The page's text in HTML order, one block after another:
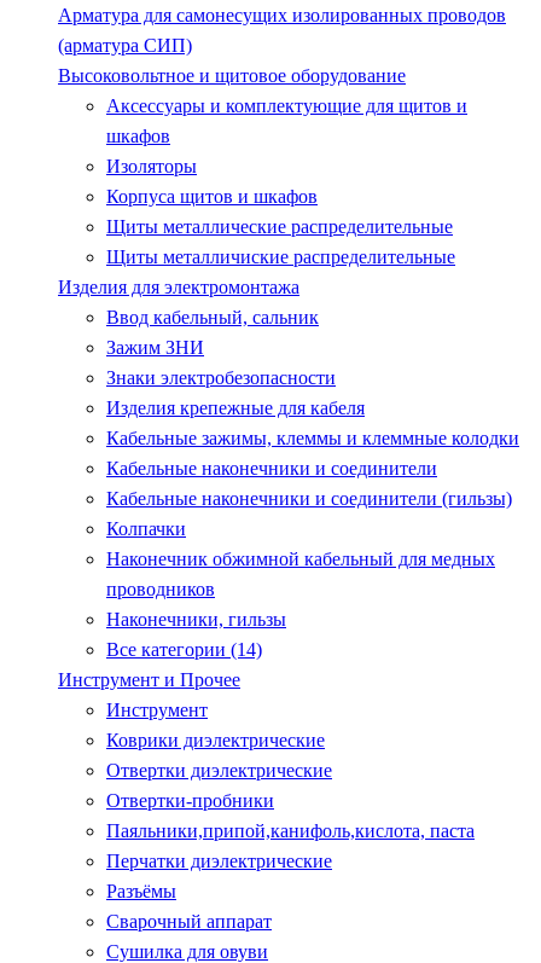
Арматура для самонесущих изолированных проводов
(арматура СИП)
Высоковольтное и щитовое оборудование
Аксессуары и комплектующие для щитов и
шкафов
Изоляторы
Корпуса щитов и шкафов
Щиты металлические распределительные
Щиты металличиские распределительные
Изделия для электромонтажа
Ввод кабельный, сальник
Зажим ЗНИ
Знаки электробезопасности
Изделия крепежные для кабеля
Кабельные зажимы, клеммы и клеммные колодки
Кабельные наконечники и соединители
Кабельные наконечники и соединители (гильзы)
Колпачки
Наконечник обжимной кабельный для медных
проводников
Наконечники, гильзы
Все категории (14)
Инструмент и Прочее
Инструмент
Коврики диэлектрические
Отвертки диэлектрические
Отвертки-пробники
Паяльники,припой,канифоль,кислота, паста
Перчатки диэлектрические
Разъёмы
Сварочный аппарат
Сушилка для овуви